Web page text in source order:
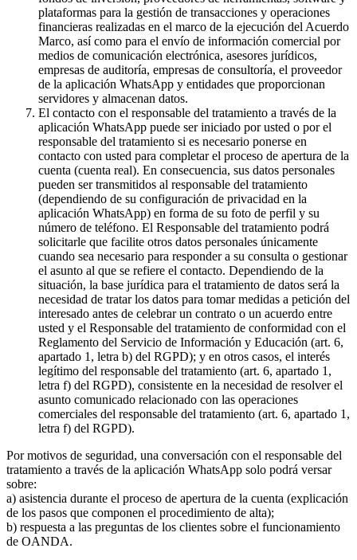
plataformas para la gestión de transacciones y operaciones
financieras realizadas en el marco de la ejecución del Acuerdo
Marco, así como para el envío de información comercial por
medios de comunicación electrónica, asesores jurídicos,
empresas de auditoría, empresas de consultoría, el proveedor
de la aplicación WhatsApp y entidades que proporcionan
servidores y almacenan datos.
El contacto con el responsable del tratamiento a través de la
aplicación WhatsApp puede ser iniciado por usted o por el
responsable del tratamiento si es necesario ponerse en
contacto con usted para completar el proceso de apertura de la
cuenta (cuenta real). En consecuencia, sus datos personales
pueden ser transmitidos al responsable del tratamiento
(dependiendo de su configuración de privacidad en la
aplicación WhatsApp) en forma de su foto de perfil y su
número de teléfono. El Responsable del tratamiento podrá
solicitarle que facilite otros datos personales únicamente
cuando sea necesario para responder a su consulta o gestionar
el asunto al que se refiere el contacto. Dependiendo de la
situación, la base jurídica para el tratamiento de datos será la
necesidad de tratar los datos para tomar medidas a petición del
interesado antes de celebrar un contrato o un acuerdo entre
usted y el Responsable del tratamiento de conformidad con el
Reglamento del Servicio de Información y Educación (art. 6,
apartado 1, letra b) del RGPD); y en otros casos, el interés
legítimo del responsable del tratamiento (art. 6, apartado 1,
letra f) del RGPD), consistente en la necesidad de resolver el
asunto comunicado relacionado con las operaciones
comerciales del responsable del tratamiento (art. 6, apartado 1,
letra f) del RGPD).
Por motivos de seguridad, una conversación con el responsable del
tratamiento a través de la aplicación WhatsApp solo podrá versar
sobre:
a) asistencia durante el proceso de apertura de la cuenta (explicación
de los pasos que componen el procedimiento de alta);
b) respuesta a las preguntas de los clientes sobre el funcionamiento
de OANDA.